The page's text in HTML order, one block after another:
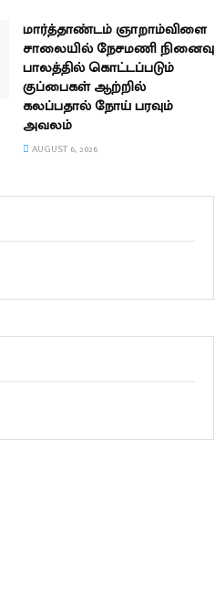
மார்த்தாண்டம் ஞாறாம்விளை
சாலையில் நேசமணி நினைவு
பாலத்தில் கொட்டப்படும்
குப்பைகள் ஆற்றில்
கலப்பதால் நோய் பரவும்
அவலம்
AUGUST 6, 2026